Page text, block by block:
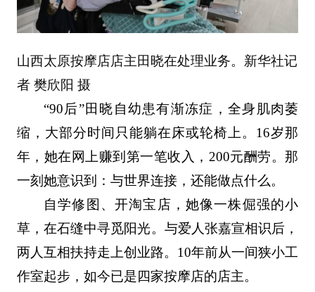
山西太原按摩店店主田晓在处理业务。新华社记
者 樊欣阳 摄
“90后”田晓自幼患有渐冻症，全身肌肉萎
缩，大部分时间只能躺在床或轮椅上。16岁那
年，她在网上赚到第一笔收入，200元酬劳。那
一刻她意识到：与世界连接，还能做点什么。
自学修图、开淘宝店，她像一株倔强的小
草，在石缝中寻觅阳光。与爱人张嘉宣相识后，
两人互相扶持走上创业路。10年前从一间狭小工
作室起步，如今已是四家按摩店的店主。